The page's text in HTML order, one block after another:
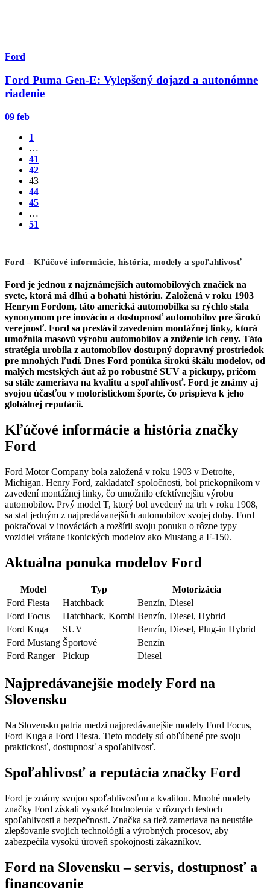
Ford
Ford Puma Gen-E: Vylepšený dojazd a autonómne
riadenie
09 feb
1
…
41
42
43
44
45
…
51
Ford – Kľúčové informácie, história, modely a spoľahlivosť
Ford je jednou z najznámejších automobilových značiek na
svete, ktorá má dlhú a bohatú históriu. Založená v roku 1903
Henrym Fordom, táto americká automobilka sa rýchlo stala
synonymom pre inováciu a dostupnosť automobilov pre širokú
verejnosť. Ford sa preslávil zavedením montážnej linky, ktorá
umožnila masovú výrobu automobilov a zníženie ich ceny. Táto
stratégia urobila z automobilov dostupný dopravný prostriedok
pre mnohých ľudí. Dnes Ford ponúka širokú škálu modelov, od
malých mestských áut až po robustné SUV a pickupy, pričom
sa stále zameriava na kvalitu a spoľahlivosť. Ford je známy aj
svojou účasťou v motoristickom športe, čo prispieva k jeho
globálnej reputácii.
Kľúčové informácie a história značky
Ford
Ford Motor Company bola založená v roku 1903 v Detroite,
Michigan. Henry Ford, zakladateľ spoločnosti, bol priekopníkom v
zavedení montážnej linky, čo umožnilo efektívnejšiu výrobu
automobilov. Prvý model T, ktorý bol uvedený na trh v roku 1908,
sa stal jedným z najpredávanejších automobilov svojej doby. Ford
pokračoval v inováciách a rozšíril svoju ponuku o rôzne typy
vozidiel vrátane ikonických modelov ako Mustang a F-150.
Aktuálna ponuka modelov Ford
Model Typ
Motorizácia
Ford Fiesta
Hatchback
Benzín, Diesel
Ford Focus
Hatchback, Kombi Benzín, Diesel, Hybrid
Ford Kuga
SUV
Benzín, Diesel, Plug-in Hybrid
Ford Mustang Športové
Benzín
Ford Ranger
Pickup Diesel
Najpredávanejšie modely Ford na
Slovensku
Na Slovensku patria medzi najpredávanejšie modely Ford Focus,
Ford Kuga a Ford Fiesta. Tieto modely sú obľúbené pre svoju
praktickosť, dostupnosť a spoľahlivosť.
Spoľahlivosť a reputácia značky Ford
Ford je známy svojou spoľahlivosťou a kvalitou. Mnohé modely
značky Ford získali vysoké hodnotenia v rôznych testoch
spoľahlivosti a bezpečnosti. Značka sa tiež zameriava na neustále
zlepšovanie svojich technológií a výrobných procesov, aby
zabezpečila vysokú úroveň spokojnosti zákazníkov.
Ford na Slovensku – servis, dostupnosť a
financovanie